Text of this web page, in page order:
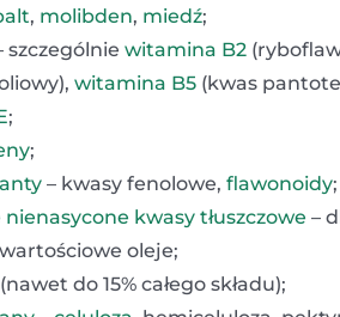
, molibden, miedź;
szczególnie witamina B2
witamina B5 (kwas
;
;
– kwasy fenolowe, flawonoidy;
kwasy tłuszczowe –
oleje;
do 15% całego składu);